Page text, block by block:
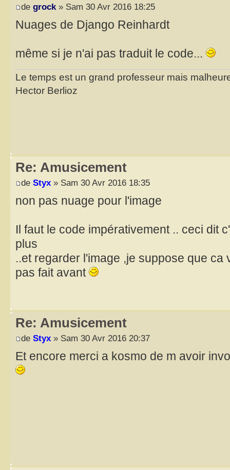
de grock » Sam 30 Avr 2016 18:25
Nuages de Django Reinhardt
même si je n'ai pas traduit le code...
Le temps est un grand professeur mais
Hector Berlioz
Re: Amusicement
de Styx » Sam 30 Avr 2016 18:35
non pas nuage pour l'image
Il faut le code impérativement .. ceci dit
plus
..et regarder l'image ,je suppose que ca
pas fait avant
Re: Amusicement
de Styx » Sam 30 Avr 2016 20:37
Et encore merci a kosmo de m avoir